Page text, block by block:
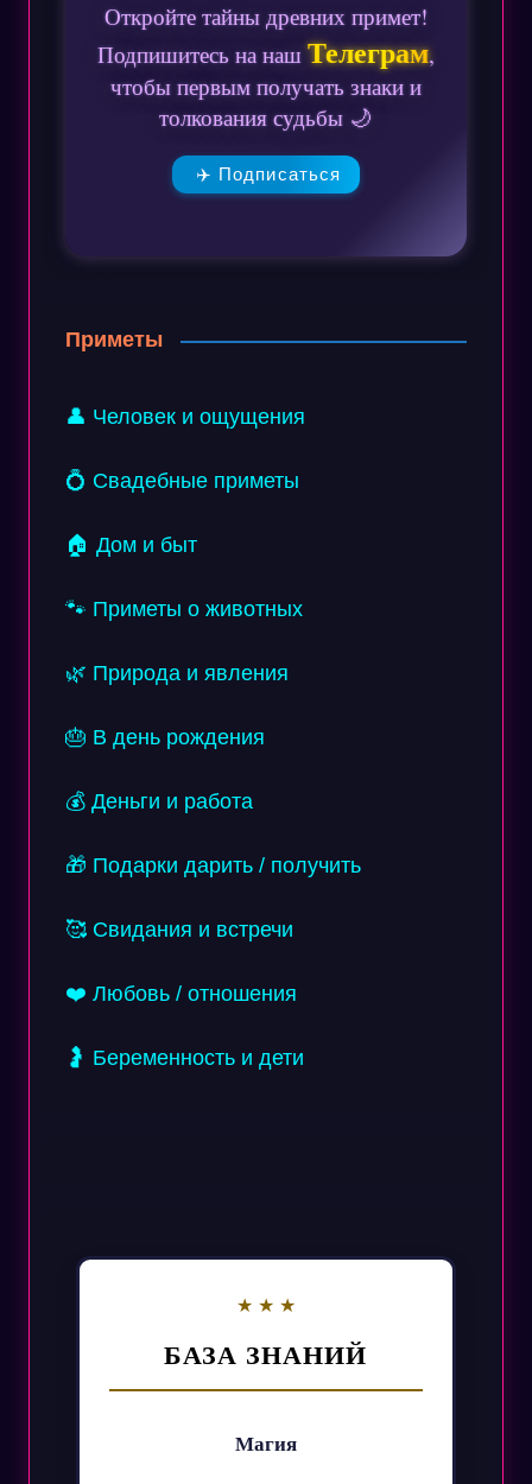
Откройте тайны древних примет!
Подпишитесь на нашТелеграм,
чтобы первым получать знаки и
толкования судьбы 🌙
✈️ Подписаться
Приметы
👤 Человек и ощущения
💍 Свадебные приметы
🏠 Дом и быт
🐾 Приметы о животных
🌿 Природа и явления
🎂 В день рождения
💰 Деньги и работа
🎁 Подарки дарить / получить
🥰 Свидания и встречи
❤️ Любовь / отношения
🤰 Беременность и дети
БАЗА ЗНАНИЙ
Магия